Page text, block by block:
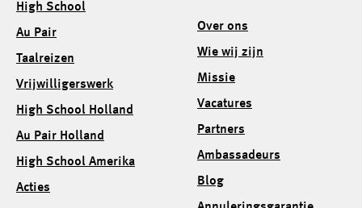
High School
Au Pair
Taalreizen
Vrijwilligerswerk
High School Holland
Au Pair Holland
High School Amerika
Acties
Over ons
Wie wij zijn
Missie
Vacatures
Partners
Ambassadeurs
Blog